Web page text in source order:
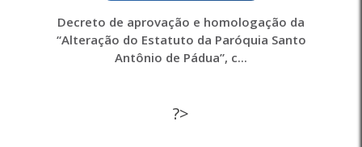
Decreto de aprovação e homologação da
“Alteração do Estatuto da Paróquia Santo
Antônio de Pádua”, c...
?>